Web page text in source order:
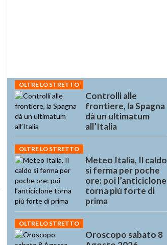
OLTRE LO STRETTO
Controlli alle
frontiere, la Spagna
dà un ultimatum
all’Italia
OLTRE LO STRETTO
Meteo Italia, Il caldo
si ferma per poche
ore: poi l’anticiclone
torna più forte di
prima
OLTRE LO STRETTO
Oroscopo sabato 8